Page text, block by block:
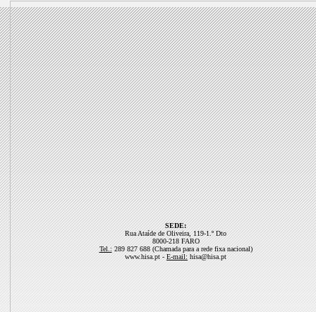
SEDE:
Rua Ataíde de Oliveira, 119-1.º Dto
8000-218 FARO
Tel.: 289 827 688 (Chamada para a rede fixa nacional)
www.hisa.pt - E-mail: hisa@hisa.pt